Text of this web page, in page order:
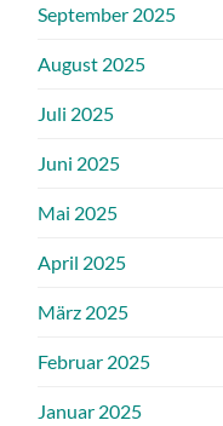
September 2025
August 2025
Juli 2025
Juni 2025
Mai 2025
April 2025
März 2025
Februar 2025
Januar 2025